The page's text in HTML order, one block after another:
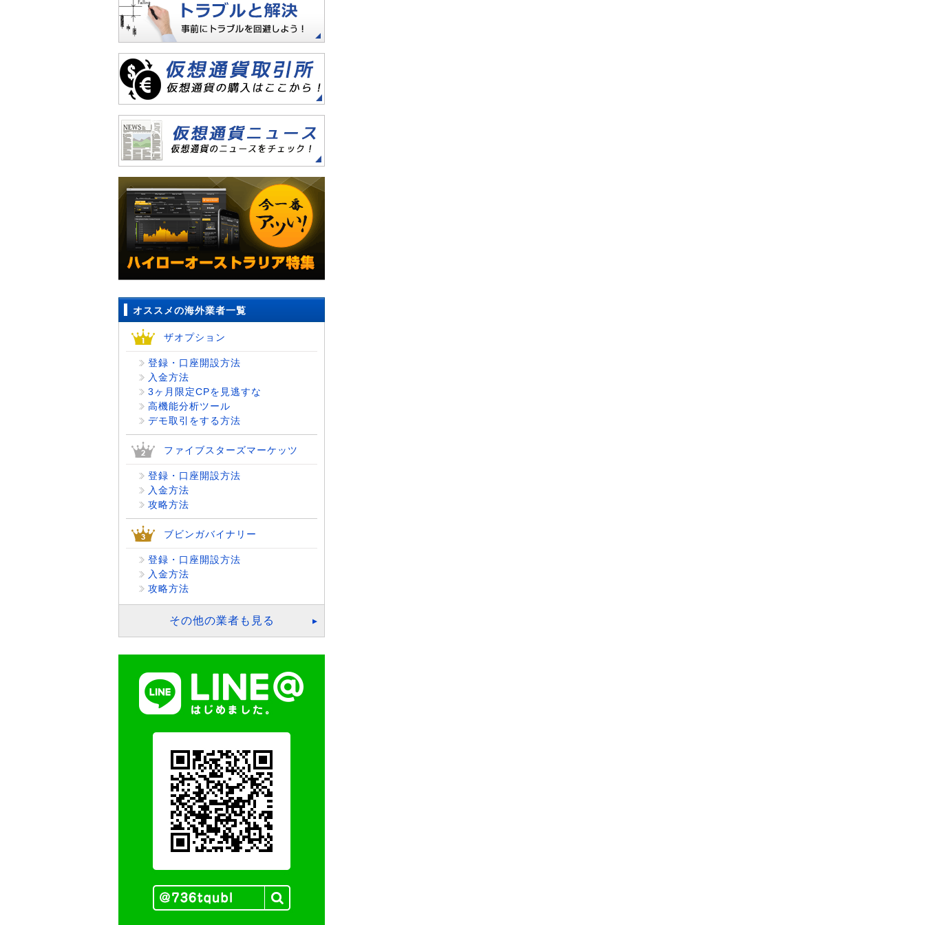
オススメの海外業者一覧
ザオプション
登録・口座開設方法
入金方法
3ヶ月限定CPを見逃すな
高機能分析ツール
デモ取引をする方法
ファイブスターズマーケッツ
登録・口座開設方法
入金方法
攻略方法
ブビンガバイナリー
登録・口座開設方法
入金方法
攻略方法
その他の業者も見る